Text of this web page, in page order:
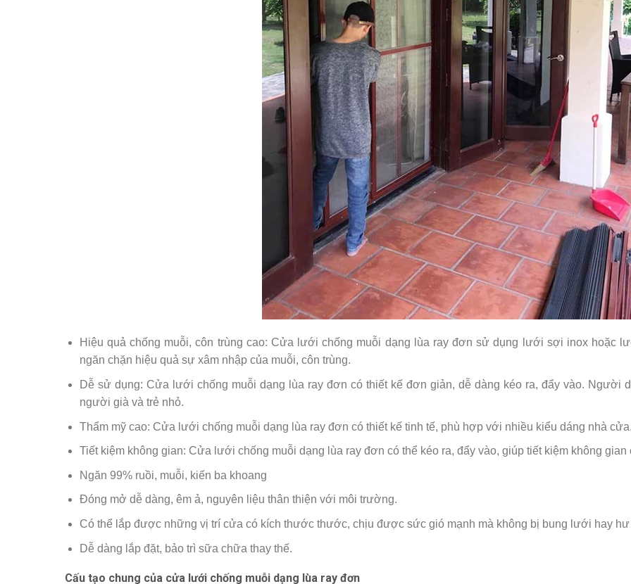
Hiệu quả chống muỗi, côn trùng cao: Cửa lưới chống muỗi dạng lùa ray đơn sử dụng lưới sợi inox hoặc
ngăn chặn hiệu quả sự xâm nhập của muỗi, côn trùng.
Dễ sử dụng: Cửa lưới chống muỗi dạng lùa ray đơn có thiết kế đơn giản, dễ dàng kéo ra, đẩy vào. Người
người già và trẻ nhỏ.
Thẩm mỹ cao: Cửa lưới chống muỗi dạng lùa ray đơn có thiết kế tinh tế, phù hợp với nhiều kiểu dáng nhà
Tiết kiệm không gian: Cửa lưới chống muỗi dạng lùa ray đơn có thể kéo ra, đẩy vào, giúp tiết kiệm không gian
Ngăn 99% ruồi, muỗi, kiến ba khoang
Đóng mở dễ dàng, êm ả, nguyên liệu thân thiện với môi trường.
Có thể lắp được những vị trí cửa có kích thước thước, chịu được sức gió mạnh mà không bị bung lưới hay
Dễ dàng lắp đặt, bảo trì sữa chữa thay thế.
Cấu tạo chung của cửa lưới chống muỗi dạng lùa ray đơn